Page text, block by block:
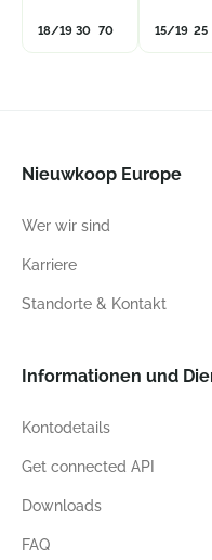
18/19 30 70 15/19 25
Nieuwkoop Europe
Wer wir sind
Karriere
Standorte & Kontakt
Informationen und
Kontodetails
Get connected API
Downloads
FAQ